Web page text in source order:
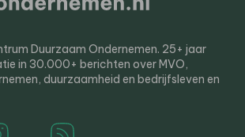
Duurzaam Ondernemen. 25+ jaar
in 30.000+ berichten over MVO,
duurzaamheid en bedrijfsleven en